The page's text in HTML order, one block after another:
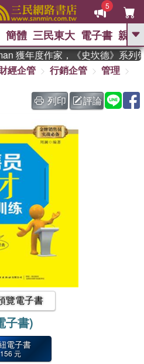
5
GO
搜： 東野圭吾 、 The Odyssey 、
國際布克獎 臺灣漫遊錄 、
方
台灣的李登輝時代 、 數學女
簡體 三民東大 電子書 親子
獲年度作家，《史坎德》系列帶
經企管 行銷企管
管理
列印
評論
覽電子書
子書)
電子書
156 元